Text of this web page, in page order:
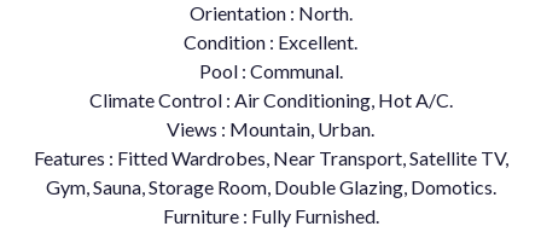
Orientation : North.
Condition : Excellent.
Pool : Communal.
Climate Control : Air Conditioning, Hot A/C.
Views : Mountain, Urban.
Features : Fitted Wardrobes, Near Transport, Satellite TV,
Gym, Sauna, Storage Room, Double Glazing, Domotics.
Furniture : Fully Furnished.